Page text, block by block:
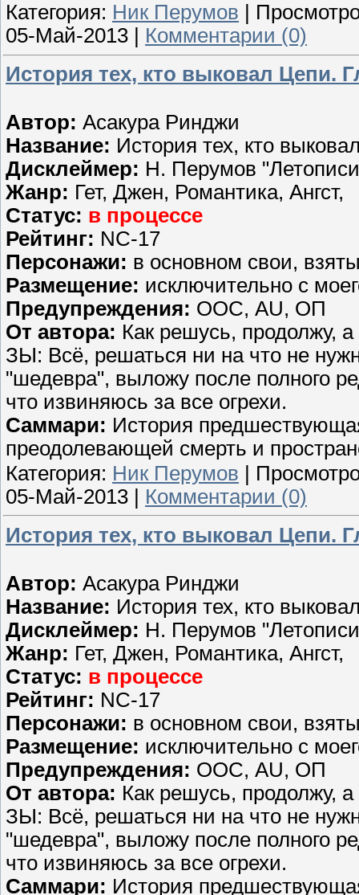
Категория: Ник Перумов |
05-Май-2013
Комментарии (0)
История тех, кто выковал Цепи.
Автор: Асакура Ринджи
Название: История тех, кто
Дисклеймер: Н. Перумов
Жанр: Гет, Джен, Романтика, Ангст,
Статус: в процессе
Рейтинг: NC-17
Персонажи: в основном свои,
Размещение: исключительно с
Предупреждения: ООС, AU, ОП
От автора: Как решусь, продолжу,
ЗЫ: Всё, решаться ни на что не
"шедевра", выложу после полного
что извиняюсь за все огрехи.
Саммари: История
преодолевающей смерть и
Категория: Ник Перумов |
05-Май-2013
Комментарии (0)
История тех, кто выковал Цепи.
Автор: Асакура Ринджи
Название: История тех, кто
Дисклеймер: Н. Перумов
Жанр: Гет, Джен, Романтика, Ангст,
Статус: в процессе
Рейтинг: NC-17
Персонажи: в основном свои,
Размещение: исключительно с
Предупреждения: ООС, AU, ОП
От автора: Как решусь, продолжу,
ЗЫ: Всё, решаться ни на что не
"шедевра", выложу после полного
что извиняюсь за все огрехи.
Саммари: История